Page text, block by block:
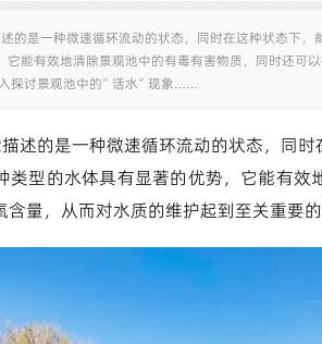
的是一种微速循环流动的状态，同时在这种状态下，
它能有效地清除景观池中的有毒有害物质，同时还可
探讨景观池中的”活水”现象……
述的是一种微速循环流动的状态，同
类型的水体具有显著的优势，它能有
含量，从而对水质的维护起到至关重要